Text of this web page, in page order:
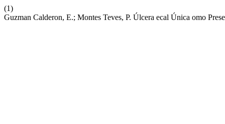
(1)
Guzman Calderon, E.; Montes Teves, P. Úlcera ecal Única omo